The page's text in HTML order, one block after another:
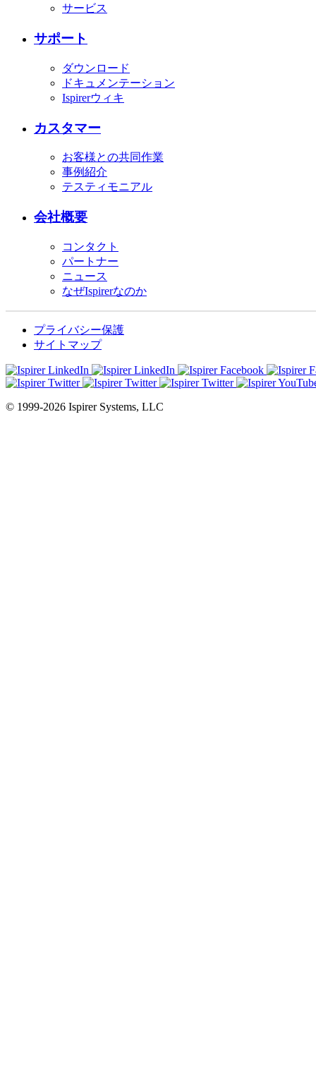
サービス
サポート
ダウンロード
ドキュメンテーション
Ispirerウィキ
カスタマー
お客様との共同作業
事例紹介
テスティモニアル
会社概要
コンタクト
パートナー
ニュース
なぜIspirerなのか
プライバシー保護
サイトマップ
© 1999-2026 Ispirer Systems, LLC